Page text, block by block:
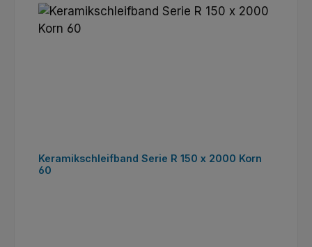
Keramikschleifband Serie R 150 x 2000 Korn
60